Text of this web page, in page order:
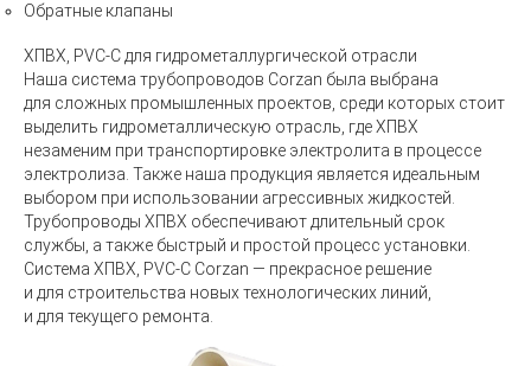
Обратные клапаны
ХПВХ, PVC-C для гидрометаллургической отрасли
Наша система трубопроводов Corzan была выбрана
для сложных промышленных проектов, среди которых стоит
выделить гидрометаллическую отрасль, где ХПВХ
незаменим при транспортировке электролита в процессе
электролиза. Также наша продукция является идеальным
выбором при использовании агрессивных жидкостей.
Трубопроводы ХПВХ обеспечивают длительный срок
службы, а также быстрый и простой процесс установки.
Система ХПВХ, PVC-C Corzan — прекрасное решение
и для строительства новых технологических линий,
и для текущего ремонта.